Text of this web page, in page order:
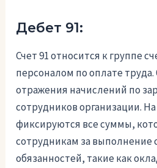
Дебет 91:
Счет 91 относится к группе
персоналом по оплате
отражения начислений по
сотрудников организации. На
фиксируются все суммы,
сотрудникам за выполнение
обязанностей, такие как